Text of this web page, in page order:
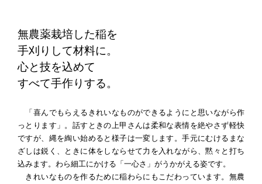
無農薬栽培した稲を
手刈りして材料に。
心と技を込めて
すべて手作りする。
「喜んでもらえるきれいなものができるようにと思いながら作
っとります」。話すときの上甲さんは柔和な表情を絶やさず軽快
ですが、縄を綯い始めると様子は一変します。手元にむけるまな
ざしは鋭く、ときに体をしならせて力を入れながら、黙々と打ち
込みます。わら細工にかける「一心さ」がうかがえる姿です。
きれいなものを作るために稲わらにもこだわっています。無農